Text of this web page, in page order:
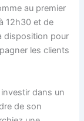
au premier
12h30 et de
disposition pour
les clients
dans un
de son